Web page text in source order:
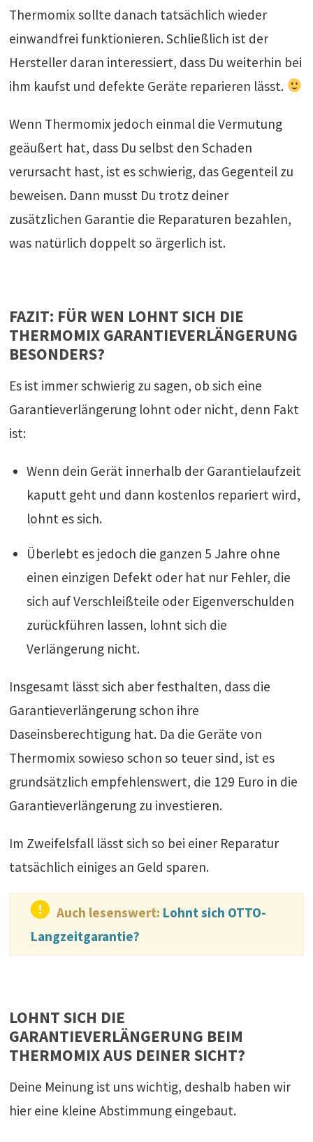
Thermomix sollte danach tatsächlich wieder
einwandfrei funktionieren. Schließlich ist der
Hersteller daran interessiert, dass Du weiterhin bei
ihm kaufst und defekte Geräte reparieren lässt.
Wenn Thermomix jedoch einmal die Vermutung
geäußert hat, dass Du selbst den Schaden
verursacht hast, ist es schwierig, das Gegenteil zu
beweisen. Dann musst Du trotz deiner
zusätzlichen Garantie die Reparaturen bezahlen,
was natürlich doppelt so ärgerlich ist.
FAZIT: FÜR WEN LOHNT SICH DIE
THERMOMIX GARANTIEVERLÄNGERUNG
BESONDERS?
Es ist immer schwierig zu sagen, ob sich eine
Garantieverlängerung lohnt oder nicht, denn Fakt
ist:
Wenn dein Gerät innerhalb der Garantielaufzeit
kaputt geht und dann kostenlos repariert wird,
lohnt es sich.
Überlebt es jedoch die ganzen 5 Jahre ohne
einen einzigen Defekt oder hat nur Fehler, die
sich auf Verschleißteile oder Eigenverschulden
zurückführen lassen, lohnt sich die
Verlängerung nicht.
Insgesamt lässt sich aber festhalten, dass die
Garantieverlängerung schon ihre
Daseinsberechtigung hat. Da die Geräte von
Thermomix sowieso schon so teuer sind, ist es
grundsätzlich empfehlenswert, die 129 Euro in die
Garantieverlängerung zu investieren.
Im Zweifelsfall lässt sich so bei einer Reparatur
tatsächlich einiges an Geld sparen.
Auch lesenswert: Lohnt sich OTTO-
Langzeitgarantie?
LOHNT SICH DIE
GARANTIEVERLÄNGERUNG BEIM
THERMOMIX AUS DEINER SICHT?
Deine Meinung ist uns wichtig, deshalb haben wir
hier eine kleine Abstimmung eingebaut.